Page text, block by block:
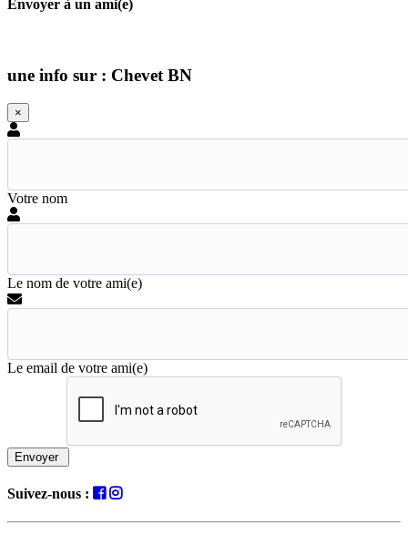
Envoyer à un ami(e)
une info sur : Chevet BN
×
Votre nom
Le nom de votre ami(e)
Le email de votre ami(e)
Envoyer
Suivez-nous :